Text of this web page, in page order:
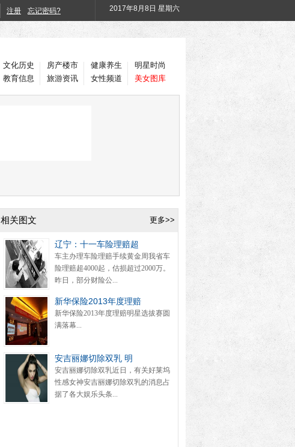
注册 忘记密码? 2017年8月8日 星期六
文化历史
教育信息
房产楼市
旅游资讯
健康养生
女性频道
明星时尚
美女图库
更多>>
相关图文
辽宁：十一车险理赔超
车主办理车险理赔手续黄金周我省车
险理赔超4000起，估损超过2000万。
昨日，部分财险公...
新华保险2013年度理赔
新华保险2013年度理赔明星选拔赛圆
满落幕...
安吉丽娜切除双乳 明
安吉丽娜切除双乳近日，有关好莱坞
性感女神安吉丽娜切除双乳的消息占
据了各大娱乐头条...